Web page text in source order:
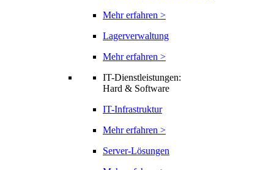
Mehr erfahren >
Lagerverwaltung
Mehr erfahren >
IT-Dienstleistungen:
Hard & Software
IT-Infrastruktur
Mehr erfahren >
Server-Lösungen